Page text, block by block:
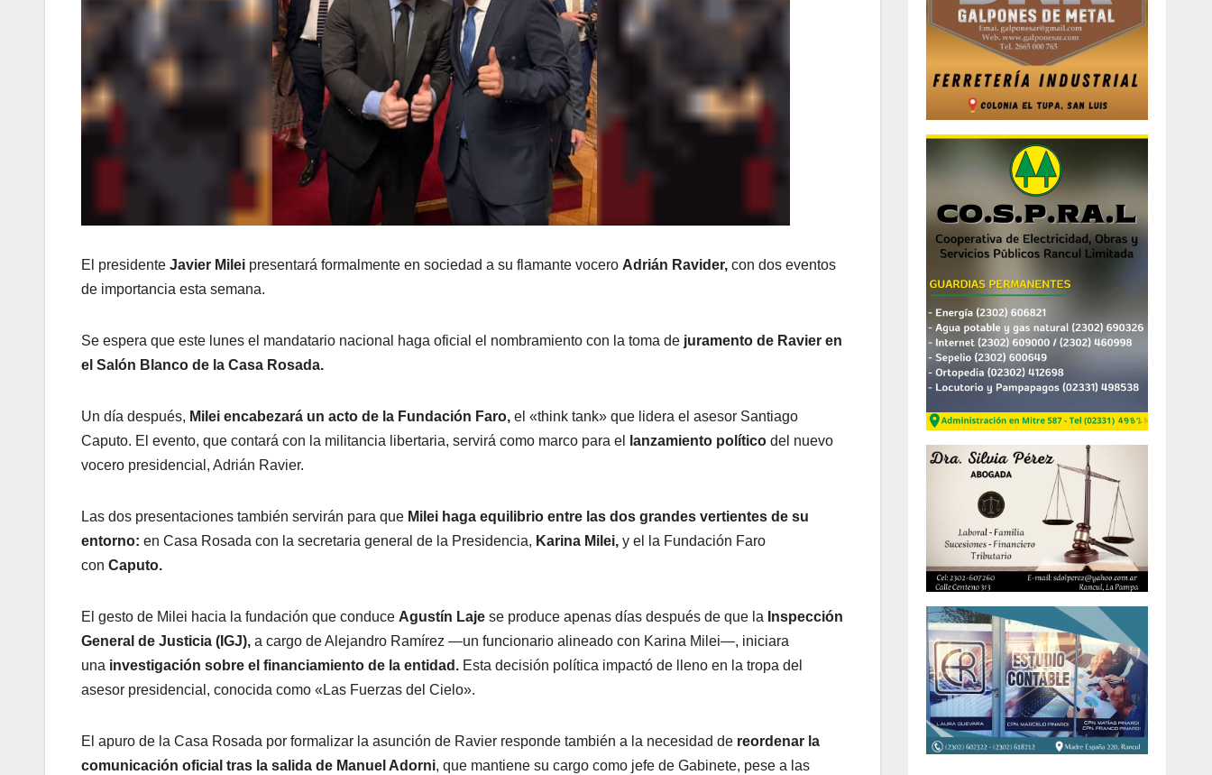
El presidente Javier Milei presentará formalmente en sociedad a su flamante vocero Adrián Ravider, con dos eventos
de importancia esta semana.
Se espera que este lunes el mandatario nacional haga oficial el nombramiento con la toma de juramento de Ravier en
el Salón Blanco de la Casa Rosada.
Un día después, Milei encabezará un acto de la Fundación Faro, el «think tank» que lidera el asesor Santiago
Caputo. El evento, que contará con la militancia libertaria, servirá como marco para el
lanzamiento político del nuevo
vocero presidencial, Adrián Ravier.
Las dos presentaciones también servirán para que Milei haga equilibrio entre las dos grandes vertientes de su
entorno: en Casa Rosada con la secretaria general de la Presidencia, Karina Milei, y el la Fundación Faro
con Caputo.
El gesto de Milei hacia la fundación que conduce Agustín Laje se produce apenas días después de que la Inspección
General de Justicia (IGJ), a cargo de Alejandro Ramírez —un funcionario alineado con Karina Milei—, iniciara
una investigación sobre el financiamiento de la entidad. Esta decisión política impactó de lleno en la tropa del
asesor presidencial, conocida como «Las Fuerzas del Cielo».
El apuro de la Casa Rosada por formalizar la asunción de Ravier responde también a la necesidad de reordenar la
comunicación oficial tras la salida de Manuel Adorni, que mantiene su cargo como jefe de Gabinete, pese a las